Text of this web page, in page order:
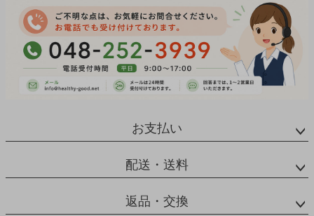
お支払い
配送・送料
返品・交換